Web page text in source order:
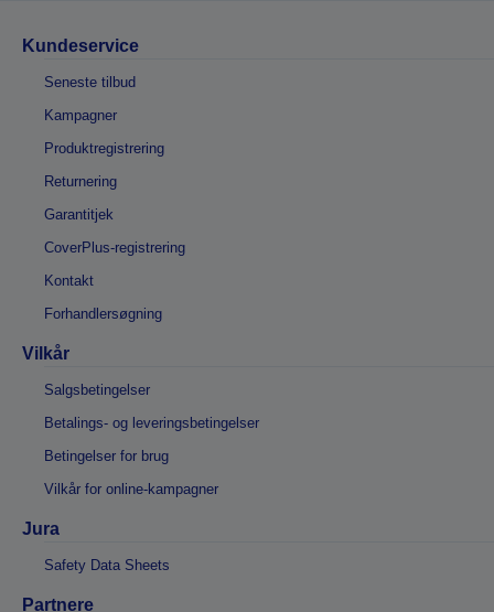
Kundeservice
Seneste tilbud
Kampagner
Produktregistrering
Returnering
Garantitjek
CoverPlus-registrering
Kontakt
Forhandlersøgning
Vilkår
Salgsbetingelser
Betalings- og leveringsbetingelser
Betingelser for brug
Vilkår for online-kampagner
Jura
Safety Data Sheets
Partnere